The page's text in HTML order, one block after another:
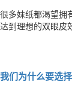
很多妹纸都渴望拥有一双迷人的大眼睛 但由于盲目相信没
达到理想的双眼皮效果 反而出现肉条，疤痕，眼窝凹陷等问题 今天要跟大家讲解的是双眼皮失败之
我们为什么要选